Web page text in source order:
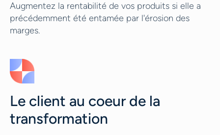
Augmentez la rentabilité de vos produits si elle a
précédemment été entamée par l'érosion des
marges.
Le client au coeur de la
transformation